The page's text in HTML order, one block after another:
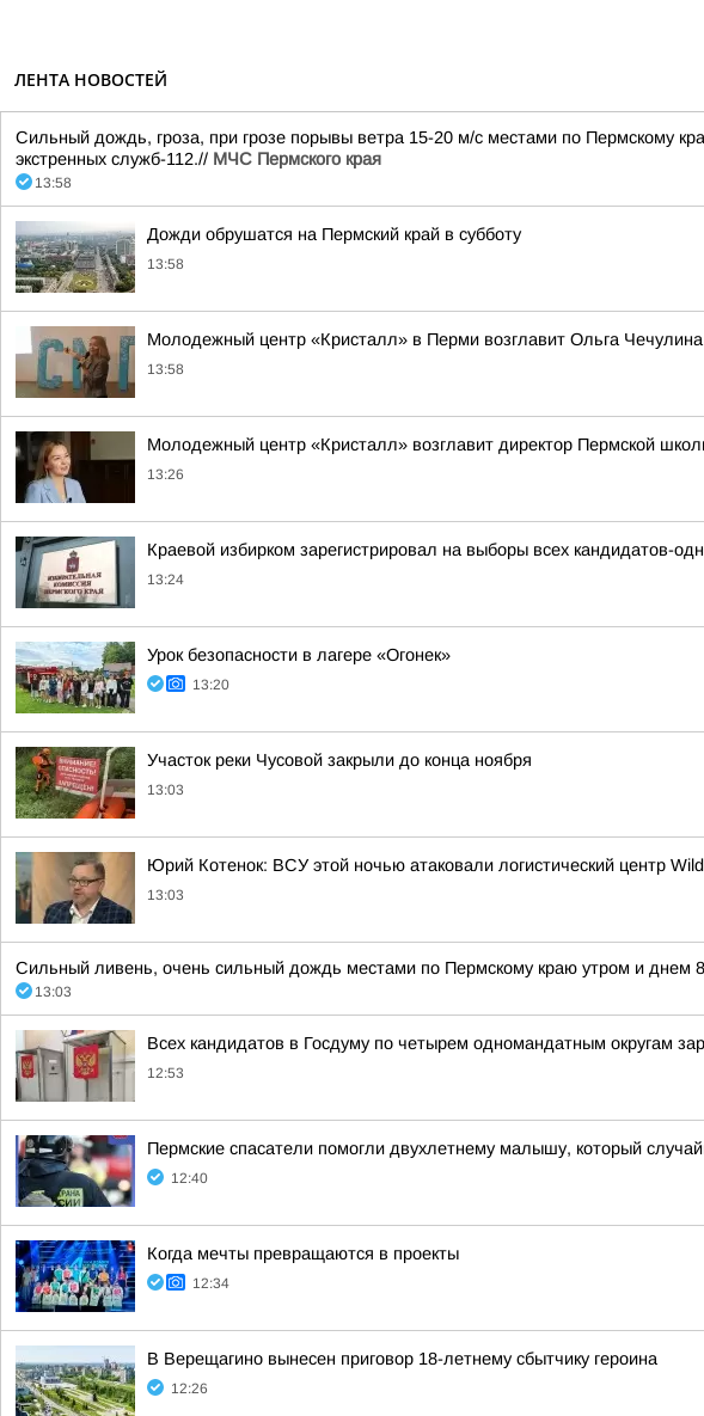
ЛЕНТА НОВОСТЕЙ
Сильный дождь, гроза, при грозе порывы ветра 15-20 м/с местами по Пермскому
экстренных служб-112.// МЧС Пермского края
13:58
Дожди обрушатся на Пермский край в субботу
13:58
Молодежный центр «Кристалл» в Перми возглавит Ольга Чечулина
13:58
Молодежный центр «Кристалл» возглавит директор Пермской
13:26
Краевой избирком зарегистрировал на выборы всех кандидатов-
13:24
Урок безопасности в лагере «Огонек»
13:20
Участок реки Чусовой закрыли до конца ноября
13:03
Юрий Котенок: ВСУ этой ночью атаковали логистический центр
13:03
Сильный ливень, очень сильный дождь местами по Пермскому краю утром и днем
13:03
Всех кандидатов в Госдуму по четырем одномандатным округам
12:53
Пермские спасатели помогли двухлетнему малышу, который
12:40
Когда мечты превращаются в проекты
12:34
В Верещагино вынесен приговор 18-летнему сбытчику героина
12:26